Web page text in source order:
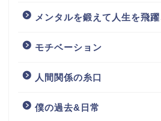
メンタルを鍛えて人生を飛
モチベーション
人間関係の糸口
僕の過去&日常